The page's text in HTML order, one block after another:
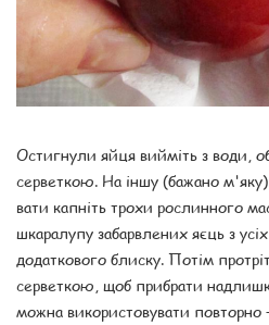
Остигнули яйця вийміть з води,
серветкою. На іншу (бажано
вати капніть трохи рослинного
шкаралупу забарвлених яєць з
додаткового блиску. Потім
серветкою, щоб прибрати
можна використовувати повторно